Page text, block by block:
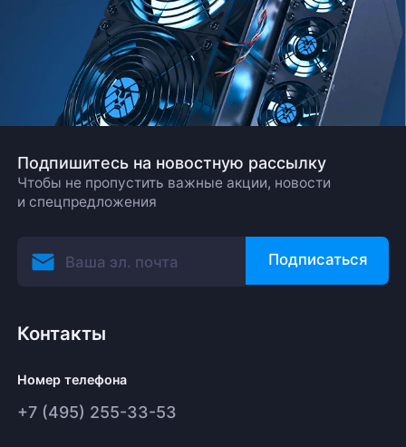
Подпишитесь на новостную рассылку
Чтобы не пропустить важные акции, новости
и спецпредложения
Подписаться
Контакты
Номер телефона
+7 (495) 255-33-53